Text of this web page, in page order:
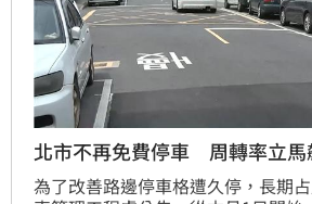
北市不再免費停車 周轉率立馬
為了改善路邊停車格遭久停，長期